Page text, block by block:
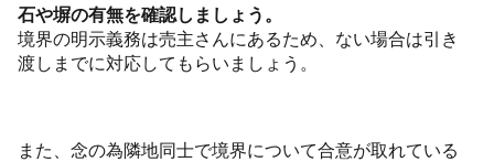
石や塀の有無を確認しましょう。
境界の明示義務は売主さんにあるため、ない場合は引き
渡しまでに対応してもらいましょう。
また、念の為隣地同士で境界について合意が取れている